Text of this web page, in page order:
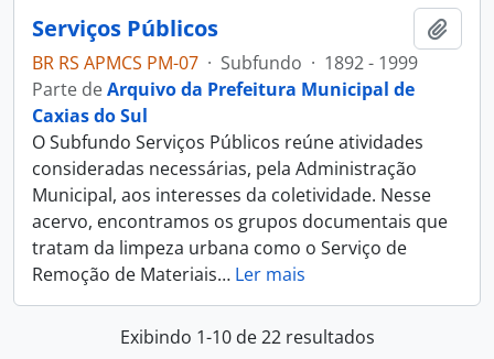
Serviços Públicos
BR RS APMCS PM-07 · Subfundo · 1892 - 1999
Parte deArquivo da Prefeitura Municipal de
Caxias do Sul
O Subfundo Serviços Públicos reúne atividades
consideradas necessárias, pela Administração
Municipal, aos interesses da coletividade. Nesse
acervo, encontramos os grupos documentais que
tratam da limpeza urbana como o Serviço de
Remoção de Materiais… Ler mais
Exibindo 1-10 de 22 resultados